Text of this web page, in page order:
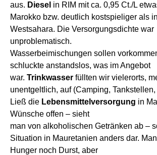
aus. Diesel in RIM mit ca. 0,95 Ct./L
Marokko bzw. deutlich kostspieliger als in
Westsahara. Die Versorgungsdichte war
unproblematisch.
Wasserbeimischungen sollen
schluckte anstands los, was im Angebot
war. Trinkwasser füllten wir vielerorts,
unentgeltlich, auf (Camping,
Ließ die Lebensmittelversorgung in
Wünsche offen – sieht
man von alkoholischen Getränken ab –
Situation in Mauretanien anders dar.
Hunger noch Durst, aber